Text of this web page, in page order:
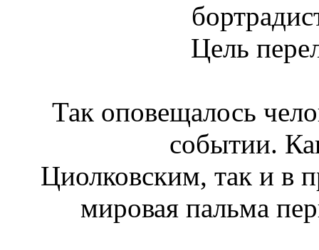
Цель
Так оповещалось
событии.
Циолковским, так и в
мировая пальма